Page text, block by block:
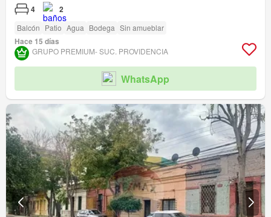
4 2
Balcón Patio Agua Bodega Sin amueblar
Hace 15 días
GRUPO PREMIUM- SUC. PROVIDENCIA
WhatsApp